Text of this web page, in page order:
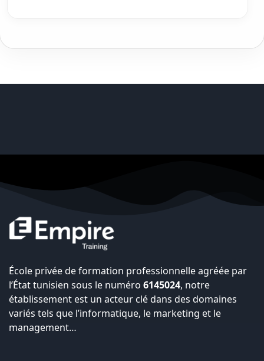
École privée de formation professionnelle agréée par
l’État tunisien sous le numéro 6145024, notre
établissement est un acteur clé dans des domaines
variés tels que l’informatique, le marketing et le
management…